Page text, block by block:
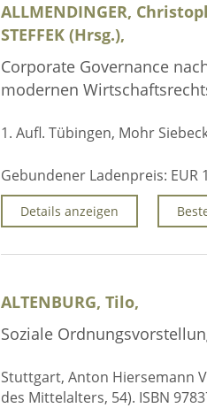
ALLMENDINGER,
STEFFEK (Hrsg.),
Corporate Governance
modernen
1. Aufl. Tübingen, Mohr
Gebundener Ladenpreis: EUR
Details anzeigen
ALTENBURG, Tilo,
Soziale
Stuttgart, Anton Hiersemann
des Mittelalters, 54). ISBN